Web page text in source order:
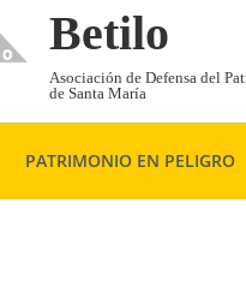
Betilo
Asociación de Defensa del
de Santa María
PATRIMONIO EN PELIGRO